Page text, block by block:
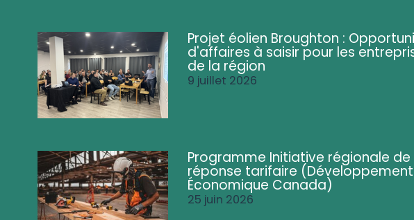
Projet éolien Broughton :
d'affaires à saisir pour les
de la région
9 juillet 2026
Programme Initiative régionale de
réponse tarifaire (Développement
Économique Canada)
25 juin 2026